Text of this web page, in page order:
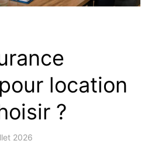
location
?
2026